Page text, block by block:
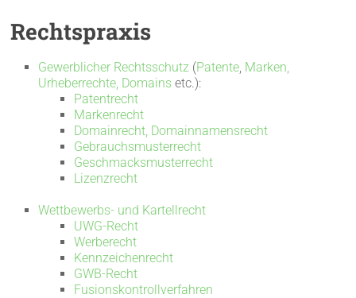
Rechtspraxis
Gewerblicher Rechtsschutz (Patente Marken,
Urheberrechte, Domains etc.):
Patentrecht
Markenrecht
Domainrecht, Domainnamensrecht
Gebrauchsmusterrecht
Geschmacksmusterrecht
Lizenzrecht
Wettbewerbs- und Kartellrecht
UWG-Recht
Werberecht
Kennzeichenrecht
GWB-Recht
Fusionskontrollverfahren